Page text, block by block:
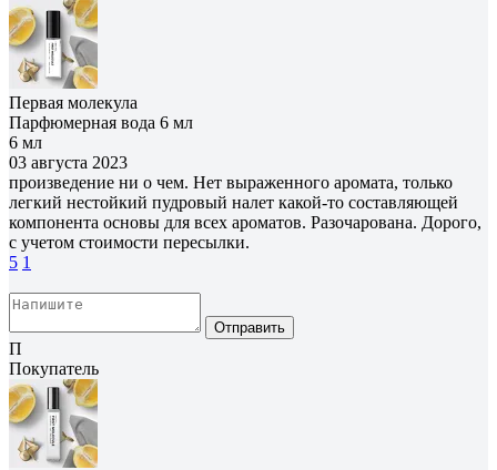
Первая молекула
Парфюмерная вода 6 мл
6 мл
03 августа 2023
произведение ни о чем. Нет выраженного аромата, только
легкий нестойкий пудровый налет какой-то составляющей
компонента основы для всех ароматов. Разочарована. Дорого,
с учетом стоимости пересылки.
5 1
Отправить
П
Покупатель